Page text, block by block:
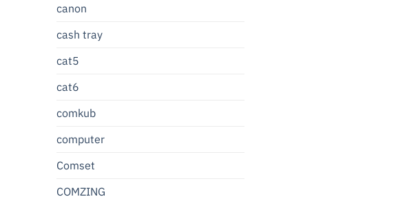
canon
cash tray
cat5
cat6
comkub
computer
Comset
COMZING